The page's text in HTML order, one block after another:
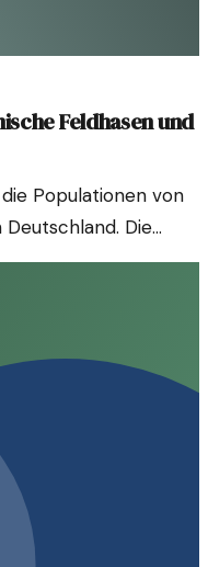
Feldhasen und
Populationen von
Deutschland. Die
könnten erheblich